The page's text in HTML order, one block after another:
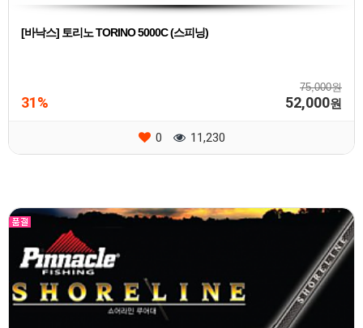
[바낙스] 토리노 TORINO 5000C (스피닝)
75,000원
31% 52,000원
0 11,230